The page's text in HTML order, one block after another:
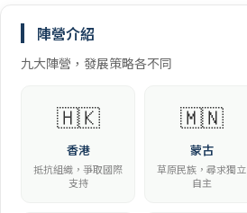
陣營介紹
九大陣營，發展策略各不同
🇭🇰
香港
抵抗組織，爭取國際
支持
🇲🇳
蒙古
草原民族，尋求獨立
自主